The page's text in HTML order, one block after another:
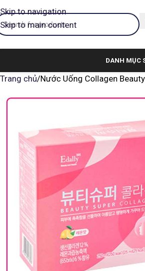
Skip to navigation
Skip to main content
DANH MỤC
Trang chủ Nước Uống Collagen